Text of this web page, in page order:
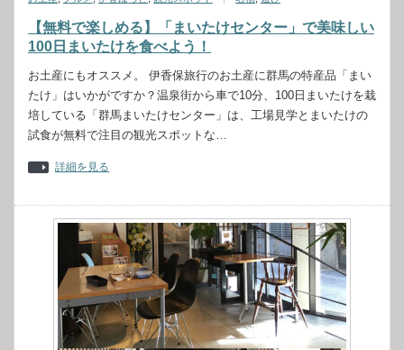
【無料で楽しめる】「まいたけセンター」で美味しい
100日まいたけを食べよう！
お土産にもオススメ。 伊香保旅行のお土産に群馬の特産品「まい
たけ」はいかがですか？温泉街から車で10分、100日まいたけを栽
培している「群馬まいたけセンター」は、工場見学とまいたけの
試食が無料で注目の観光スポットな…
詳細を見る